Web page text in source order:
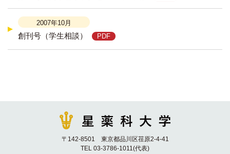
2007年10月
創刊号（学生相談）
〒142-8501 東京都品川区荏原2-4-41
TEL 03-3786-1011(代表)